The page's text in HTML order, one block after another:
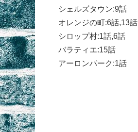
シェルズタウン:9話
オレンジの町:6話,13話
シロップ村:1話,6話
バラティエ:15話
アーロンパーク:1話